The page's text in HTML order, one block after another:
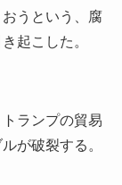
うという、腐
起こした。
ランプの貿易
が破裂する。